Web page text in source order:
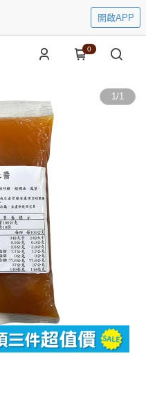
開啟APP
0
1/1